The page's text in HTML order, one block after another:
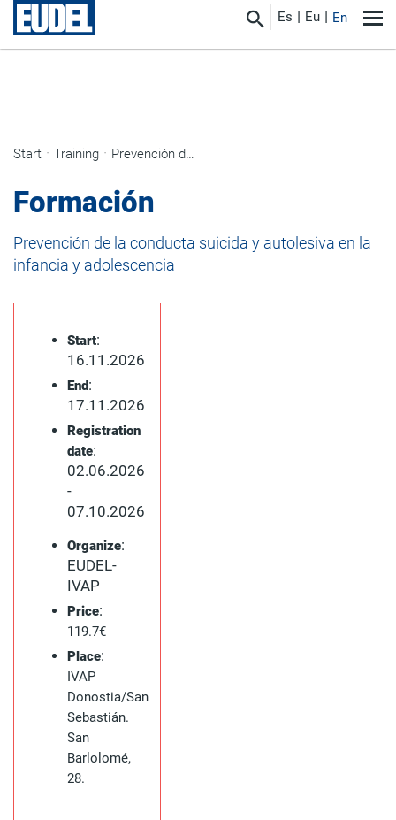
Es Eu En
Start Training Prevención de la conducta suicida y autolesiva en la infancia y adolescencia
Formación
Prevención de la conducta suicida y autolesiva en la
infancia y adolescencia
Start:
16.11.2026
End:
17.11.2026
Registration
date:
02.06.2026
-
07.10.2026
Organize:
EUDEL-
IVAP
Price:
119.7€
Place:
IVAP
Donostia/San
Sebastián.
San
Barlolomé,
28.